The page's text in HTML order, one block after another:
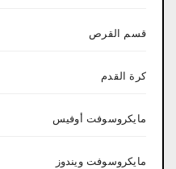
قسم القرص
كرة القدم
مايكروسوفت أوفيس
مايكروسوفت ويندوز